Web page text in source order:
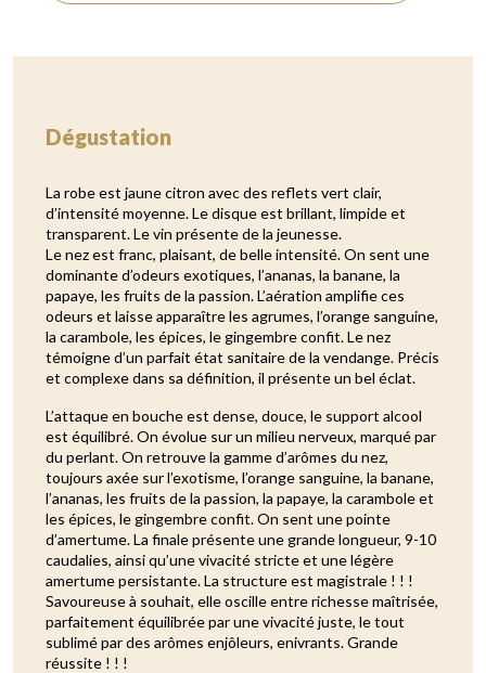
Dégustation
La robe est jaune citron avec des reflets vert clair,
d’intensité moyenne. Le disque est brillant, limpide et
transparent. Le vin présente de la jeunesse.
Le nez est franc, plaisant, de belle intensité. On sent une
dominante d’odeurs exotiques, l’ananas, la banane, la
papaye, les fruits de la passion. L’aération amplifie ces
odeurs et laisse apparaître les agrumes, l’orange sanguine,
la carambole, les épices, le gingembre confit. Le nez
témoigne d’un parfait état sanitaire de la vendange. Précis
et complexe dans sa définition, il présente un bel éclat.
L’attaque en bouche est dense, douce, le support alcool
est équilibré. On évolue sur un milieu nerveux, marqué par
du perlant. On retrouve la gamme d’arômes du nez,
toujours axée sur l’exotisme, l’orange sanguine, la banane,
l’ananas, les fruits de la passion, la papaye, la carambole et
les épices, le gingembre confit. On sent une pointe
d’amertume. La finale présente une grande longueur, 9-10
caudalies, ainsi qu’une vivacité stricte et une légère
amertume persistante. La structure est magistrale ! ! !
Savoureuse à souhait, elle oscille entre richesse maîtrisée,
parfaitement équilibrée par une vivacité juste, le tout
sublimé par des arômes enjôleurs, enivrants. Grande
réussite ! ! !